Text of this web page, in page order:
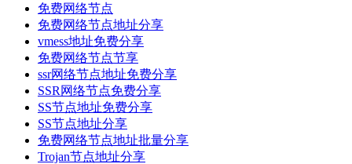
免费网络节点
免费网络节点地址分享
vmess地址免费分享
免费网络节点节享
ssr网络节点地址免费分享
SSR网络节点免费分享
SS节点地址免费分享
SS节点地址分享
免费网络节点地址批量分享
Trojan节点地址分享